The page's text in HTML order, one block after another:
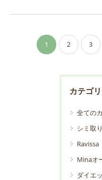
1 2 3
カテゴ
全ての
シミ取り
Ravissa
Minaオ
ダイエ